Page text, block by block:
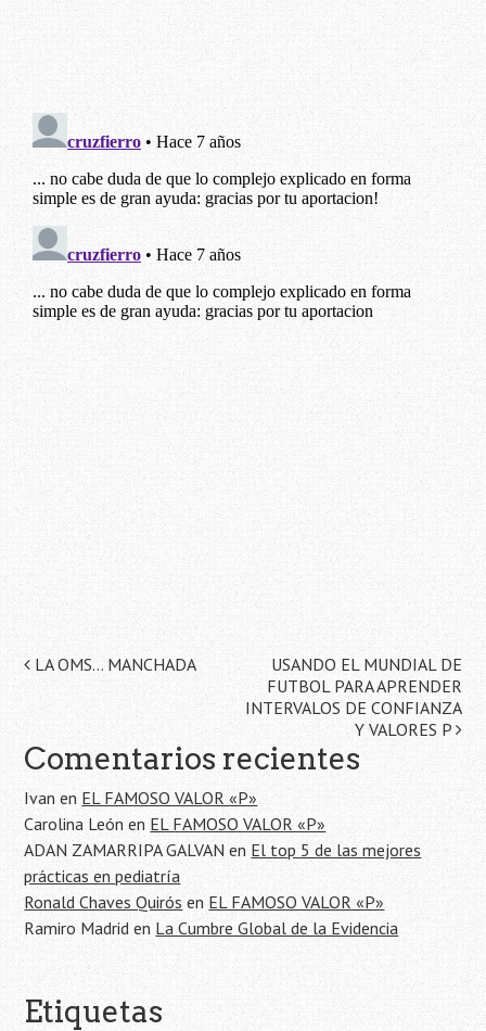
Navegación
de
la
entrada
LA OMS… MANCHADA
USANDO EL MUNDIAL DE
FUTBOL PARA APRENDER
INTERVALOS DE CONFIANZA
Y VALORES P
Comentarios recientes
Ivan en EL FAMOSO VALOR «P»
Carolina León en EL FAMOSO VALOR «P»
ADAN ZAMARRIPA GALVAN en El top 5 de las mejores
prácticas en pediatría
Ronald Chaves Quirós en EL FAMOSO VALOR «P»
Ramiro Madrid en La Cumbre Global de la Evidencia
Etiquetas